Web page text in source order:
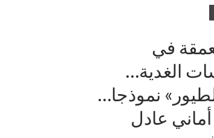
في
الغدية…
نموذجا…
أماني عادل